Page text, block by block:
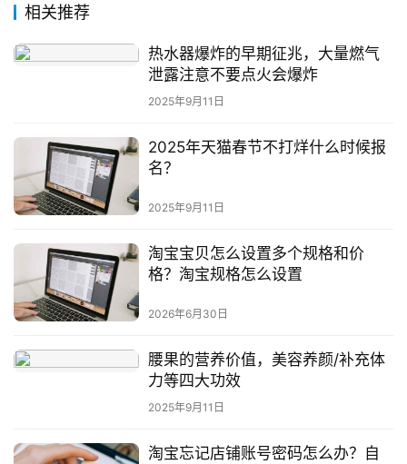
相关推荐
热水器爆炸的早期征兆，大量燃气
泄露注意不要点火会爆炸
2025年9月11日
2025年天猫春节不打烊什么时候报
名？
2025年9月11日
淘宝宝贝怎么设置多个规格和价
格？淘宝规格怎么设置
2026年6月30日
腰果的营养价值，美容养颜/补充体
力等四大功效
2025年9月11日
淘宝忘记店铺账号密码怎么办？自